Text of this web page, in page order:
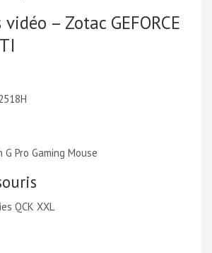
– Zotac GEFORCE
Pro Gaming Mouse
QCK XXL